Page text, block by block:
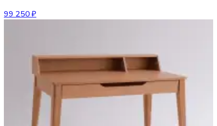
99 250 ₽